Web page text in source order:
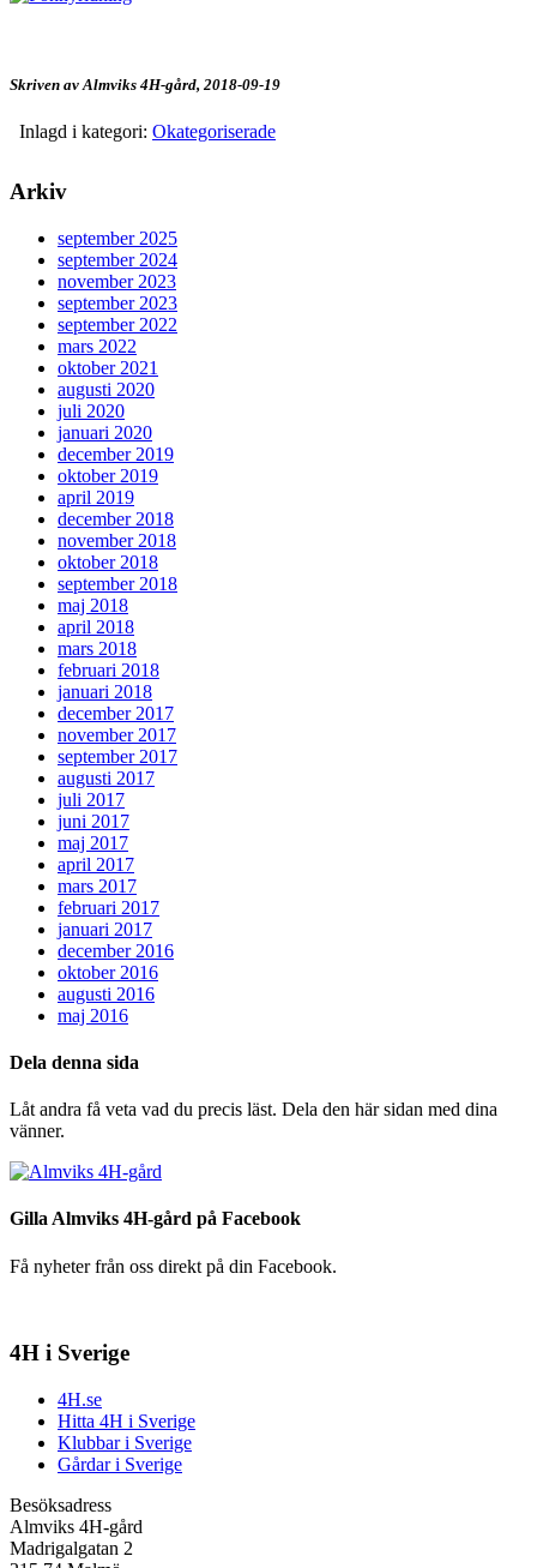
Skriven av Almviks 4H-gård, 2018-09-19
Inlagd i kategori: Okategoriserade
Arkiv
september 2025
september 2024
november 2023
september 2023
september 2022
mars 2022
oktober 2021
augusti 2020
juli 2020
januari 2020
december 2019
oktober 2019
april 2019
december 2018
november 2018
oktober 2018
september 2018
maj 2018
april 2018
mars 2018
februari 2018
januari 2018
december 2017
november 2017
september 2017
augusti 2017
juli 2017
juni 2017
maj 2017
april 2017
mars 2017
februari 2017
januari 2017
december 2016
oktober 2016
augusti 2016
maj 2016
Dela denna sida
Låt andra få veta vad du precis läst. Dela den här sidan med dina
vänner.
Gilla Almviks 4H-gård på Facebook
Få nyheter från oss direkt på din Facebook.
4H i Sverige
4H.se
Hitta 4H i Sverige
Klubbar i Sverige
Gårdar i Sverige
Besöksadress
Almviks 4H-gård
Madrigalgatan 2